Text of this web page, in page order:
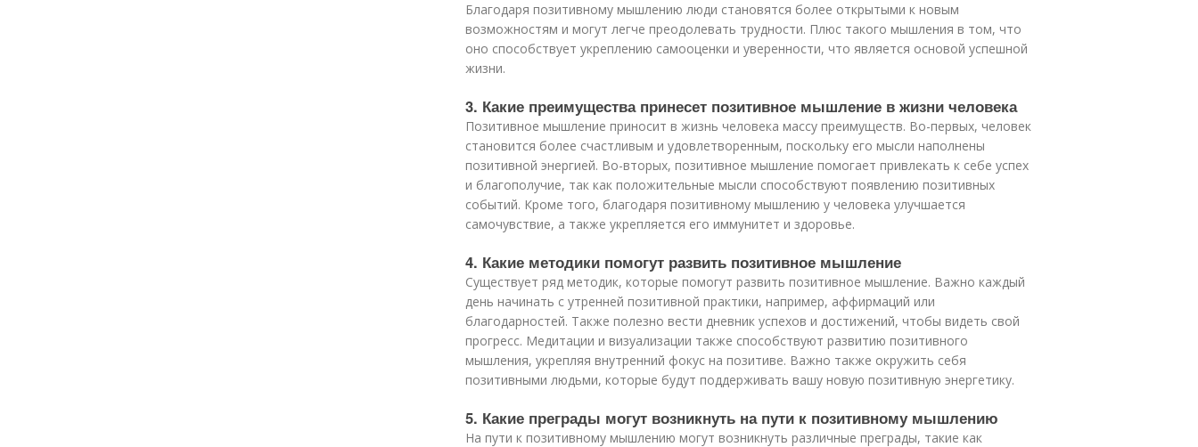
Благодаря позитивному мышлению люди становятся более открытыми к новым
возможностям и могут легче преодолевать трудности. Плюс такого мышления в том, что
оно способствует укреплению самооценки и уверенности, что является основой успешной
жизни.
3. Какие преимущества принесет позитивное мышление в жизни человека
Позитивное мышление приносит в жизнь человека массу преимуществ. Во-первых, человек
становится более счастливым и удовлетворенным, поскольку его мысли наполнены
позитивной энергией. Во-вторых, позитивное мышление помогает привлекать к себе успех
и благополучие, так как положительные мысли способствуют появлению позитивных
событий. Кроме того, благодаря позитивному мышлению у человека улучшается
самочувствие, а также укрепляется его иммунитет и здоровье.
4. Какие методики помогут развить позитивное мышление
Существует ряд методик, которые помогут развить позитивное мышление. Важно каждый
день начинать с утренней позитивной практики, например, аффирмаций или
благодарностей. Также полезно вести дневник успехов и достижений, чтобы видеть свой
прогресс. Медитации и визуализации также способствуют развитию позитивного
мышления, укрепляя внутренний фокус на позитиве. Важно также окружить себя
позитивными людьми, которые будут поддерживать вашу новую позитивную энергетику.
5. Какие преграды могут возникнуть на пути к позитивному мышлению
На пути к позитивному мышлению могут возникнуть различные преграды, такие как